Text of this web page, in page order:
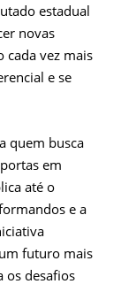
estadual
novas
cada vez mais
e se
quem busca
em
até o
e a
futuro mais
os desafios